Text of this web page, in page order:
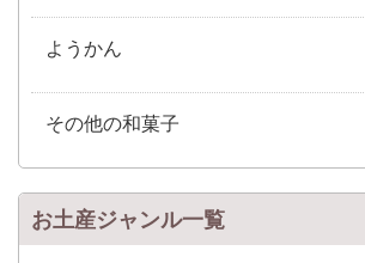
ようかん
その他の和菓子
お土産ジャンル一覧